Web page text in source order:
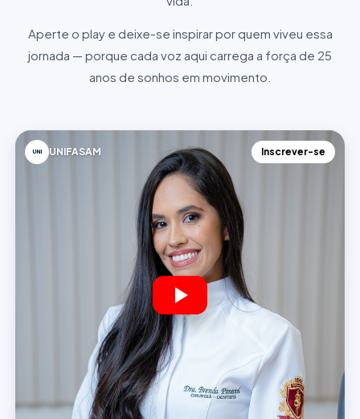
Aperte o play e deixe-se inspirar por quem viveu essa
jornada — porque cada voz aqui carrega a força de 25
anos de sonhos em movimento.
UNI UNIFASAM Inscrever-se